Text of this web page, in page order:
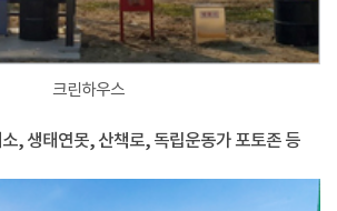
크린하우스
, 생태연못, 산책로, 독립운동가 포토존 등